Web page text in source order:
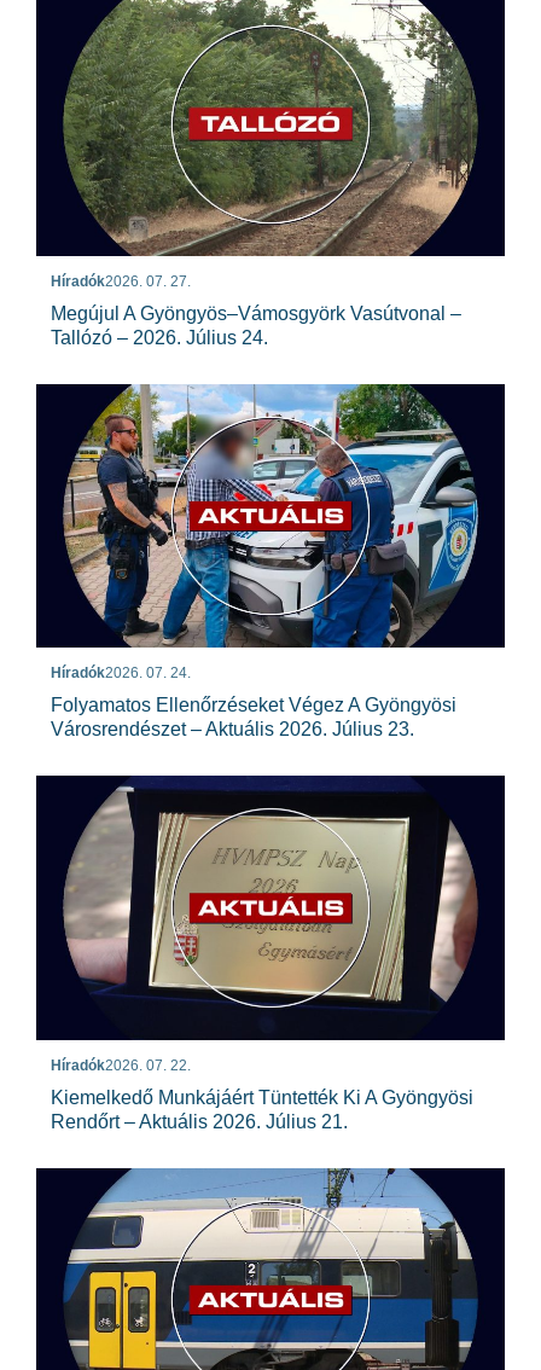
Híradók2026. 07. 27.
Megújul A Gyöngyös–Vámosgyörk Vasútvonal –
Tallózó – 2026. Július 24.
Híradók2026. 07. 24.
Folyamatos Ellenőrzéseket Végez A Gyöngyösi
Városrendészet – Aktuális 2026. Július 23.
Híradók2026. 07. 22.
Kiemelkedő Munkájáért Tüntették Ki A Gyöngyösi
Rendőrt – Aktuális 2026. Július 21.